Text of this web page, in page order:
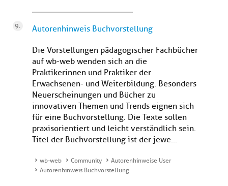
Autorenhinweis Buchvorstellung
Die Vorstellungen pädagogischer Fachbücher
auf wb-web wenden sich an die
Praktikerinnen und Praktiker der
Erwachsenen- und Weiterbildung. Besonders
Neuerscheinungen und Bücher zu
innovativen Themen und Trends eignen sich
für eine Buchvorstellung. Die Texte sollen
praxisorientiert und leicht verständlich sein.
Titel der Buchvorstellung ist der jewe...
wb-web Community
Autorenhinweise User
Autorenhinweis Buchvorstellung